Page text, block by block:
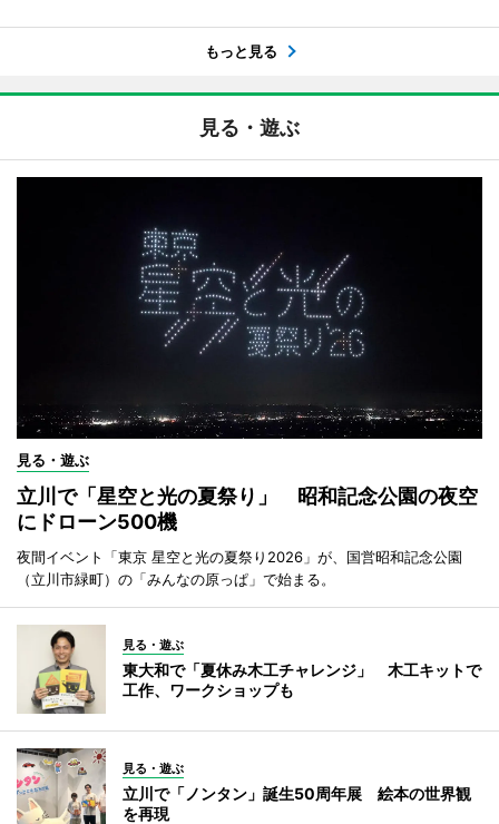
もっと見る
見る・遊ぶ
見る・遊ぶ
立川で「星空と光の夏祭り」 昭和記念公園の夜空
にドローン500機
夜間イベント「東京 星空と光の夏祭り2026」が、国営昭和記念公園
（立川市緑町）の「みんなの原っぱ」で始まる。
見る・遊ぶ
東大和で「夏休み木工チャレンジ」 木工キットで
工作、ワークショップも
見る・遊ぶ
立川で「ノンタン」誕生50周年展 絵本の世界観
を再現